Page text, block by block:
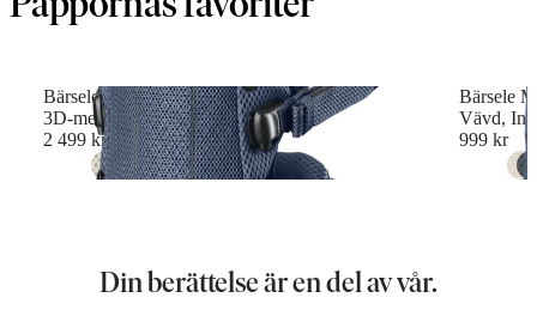
Bärsele Harmony
3D-mesh, Marinblå
2 499 kr
+6
Bärsele
Vävd,
999 kr
Din berättelse är en del av vår.